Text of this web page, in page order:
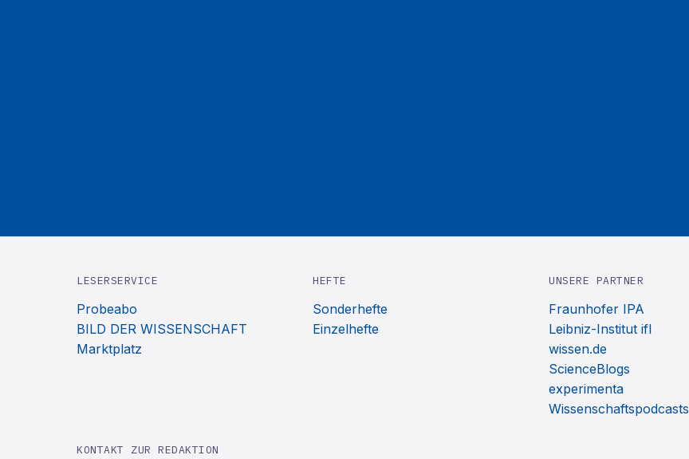
LESERSERVICE
Probeabo
BILD DER WISSENSCHAFT
Marktplatz
HEFTE
Sonderhefte
Einzelhefte
UNSERE PARTNER
Fraunhofer IPA
Leibniz-Institut ifl
wissen.de
ScienceBlogs
experimenta
Wissenschaftspodcasts
KONTAKT ZUR REDAKTION